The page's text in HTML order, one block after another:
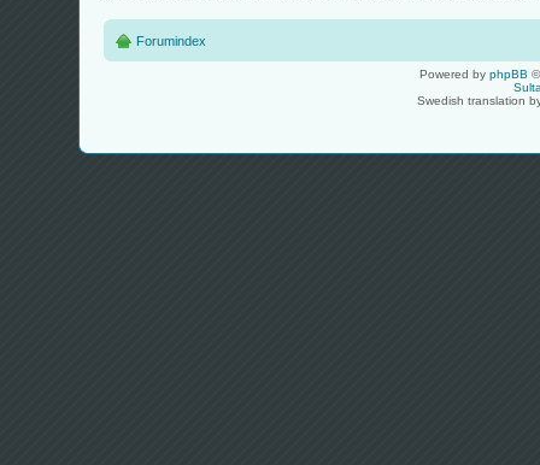
Forumindex
Powered by phpBB
Swedish translation